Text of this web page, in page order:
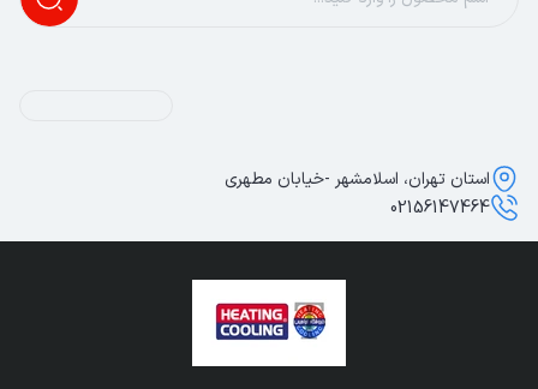
استان تهران، اسلامشهر -خیابان مطهری
02156147464